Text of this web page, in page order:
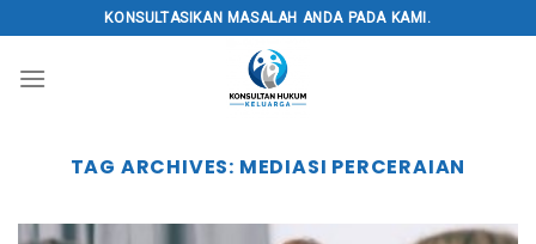
to
content
KONSULTASIKAN MASALAH ANDA PADA KAMI.
TAG ARCHIVES: MEDIASI PERCERAIAN